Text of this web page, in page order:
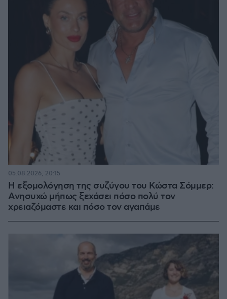
Η εξομολόγηση της συζύγου του Κώστα Σόμμερ:
Ανησυχώ μήπως ξεχάσει πόσο πολύ τον
χρειαζόμαστε και πόσο τον αγαπάμε
05.08.2026, 20:15